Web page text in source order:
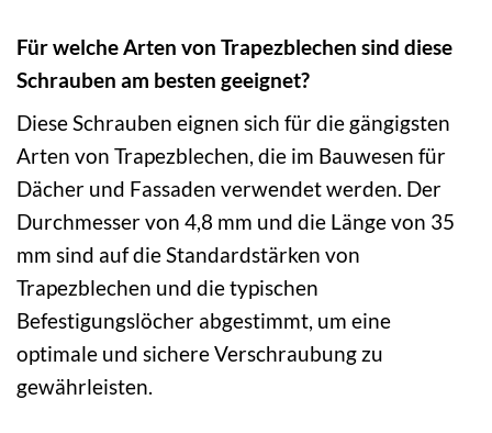
Für welche Arten von Trapezblechen sind diese
Schrauben am besten geeignet?
Diese Schrauben eignen sich für die gängigsten
Arten von Trapezblechen, die im Bauwesen für
Dächer und Fassaden verwendet werden. Der
Durchmesser von 4,8 mm und die Länge von 35
mm sind auf die Standardstärken von
Trapezblechen und die typischen
Befestigungslöcher abgestimmt, um eine
optimale und sichere Verschraubung zu
gewährleisten.